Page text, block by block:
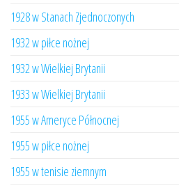
1928 w Stanach Zjednoczonych
1932 w piłce nożnej
1932 w Wielkiej Brytanii
1933 w Wielkiej Brytanii
1955 w Ameryce Północnej
1955 w piłce nożnej
1955 w tenisie ziemnym